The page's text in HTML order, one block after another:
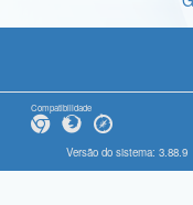
Gabinete de Segurança
Advocacia-Geral da União
Compatibilidade
Versão do sistema: 3.88.9